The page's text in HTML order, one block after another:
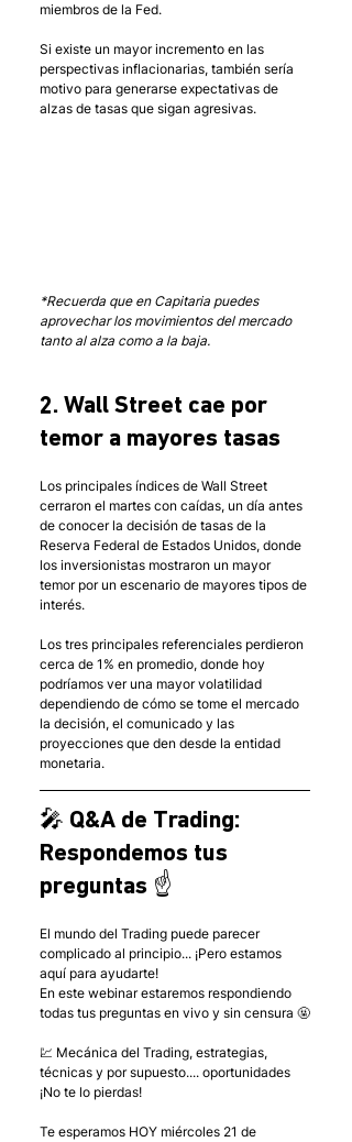
miembros de la Fed.
Si existe un mayor incremento en las
perspectivas inflacionarias, también sería
motivo para generarse expectativas de
alzas de tasas que sigan agresivas.
*Recuerda que en Capitaria puedes
aprovechar los movimientos del mercado
tanto al alza como a la baja.
2. Wall Street cae por
temor a mayores tasas
Los principales índices de Wall Street
cerraron el martes con caídas, un día antes
de conocer la decisión de tasas de la
Reserva Federal de Estados Unidos, donde
los inversionistas mostraron un mayor
temor por un escenario de mayores tipos de
interés.
Los tres principales referenciales perdieron
cerca de 1% en promedio, donde hoy
podríamos ver una mayor volatilidad
dependiendo de cómo se tome el mercado
la decisión, el comunicado y las
proyecciones que den desde la entidad
monetaria.
🎤 Q&A de Trading:
Respondemos tus
preguntas ☝️
El mundo del Trading puede parecer
complicado al principio... ¡Pero estamos
aquí para ayudarte!
En este webinar estaremos respondiendo
todas tus preguntas en vivo y sin censura 🤬
💹 Mecánica del Trading, estrategias,
técnicas y por supuesto.... oportunidades
¡No te lo pierdas!
Te esperamos HOY miércoles 21 de